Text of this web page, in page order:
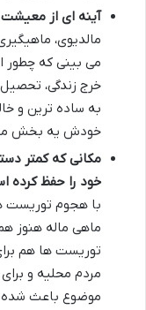
آینه ای از
مالدیوی،
می بینی که چطور
خرج زندگی،
به ساده ترین و
خودش یه بخش
مکانی که کمتر
خود را حفظ کرده
با هجوم توریست
ماهی ماله هنوز
توریست ها هم
مردم محلیه و
موضوع باعث شده